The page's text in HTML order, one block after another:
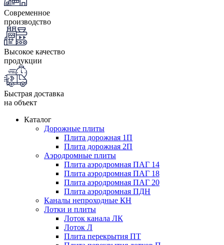
Современное
производство
Высокое качество
продукции
Быстрая доставка
на объект
Каталог
Дорожные плиты
Плита дорожная 1П
Плита дорожная 2П
Аэродромные плиты
Плита аэродромная ПАГ 14
Плита аэродромная ПАГ 18
Плита аэродромная ПАГ 20
Плита аэродромная ПДН
Каналы непроходные КН
Лотки и плиты
Лоток канала ЛК
Лоток Л
Плита перекрытия ПТ